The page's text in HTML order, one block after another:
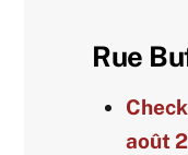
Rue
août